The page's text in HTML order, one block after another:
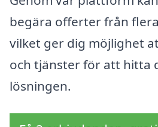
begära offerter från
vilket ger dig möjlighet
och tjänster för att hitta
lösningen.